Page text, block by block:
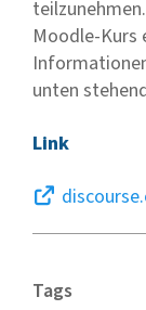
Moodle-Kurs
unten
Link
Tags